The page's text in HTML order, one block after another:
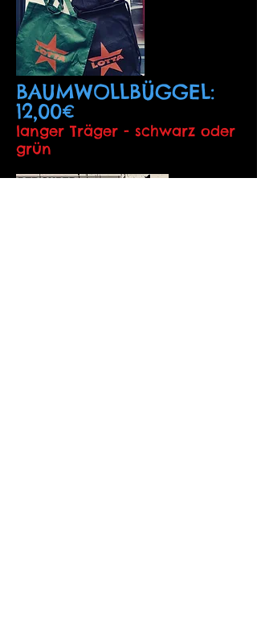
BAUMWOLLBÜGGEL:
12,00€
langer Träger - schwarz oder
grün